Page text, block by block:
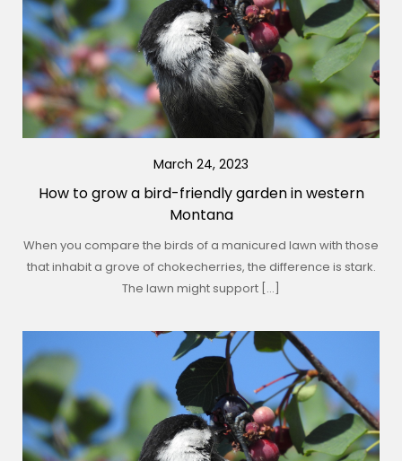
March 24, 2023
How to grow a bird-friendly garden in western
Montana
When you compare the birds of a manicured lawn with those
that inhabit a grove of chokecherries, the difference is stark.
The lawn might support […]